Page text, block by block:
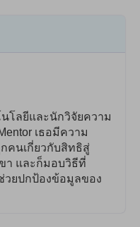
โลยีและนักวิจัยความ
เธอมีความ
คนเกี่ยวกับสิทธิสู่
า และก็มอบวิธีที่
วยปกป้องข้อมูลของ